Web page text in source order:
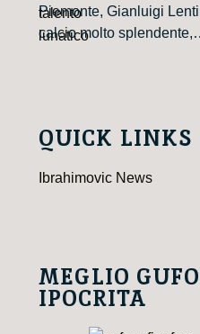
Piemonte, Gianluigi
calcio molto
QUICK LINKS
Ibrahimovic News
MEGLIO
IPOCRITA